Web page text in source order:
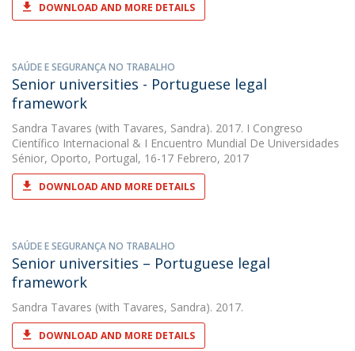
DOWNLOAD AND MORE DETAILS
SAÚDE E SEGURANÇA NO TRABALHO
Senior universities - Portuguese legal
framework
Sandra Tavares (with Tavares, Sandra). 2017. I Congreso
Científico Internacional & I Encuentro Mundial De Universidades
Sénior, Oporto, Portugal, 16-17 Febrero, 2017
DOWNLOAD AND MORE DETAILS
SAÚDE E SEGURANÇA NO TRABALHO
Senior universities – Portuguese legal
framework
Sandra Tavares (with Tavares, Sandra). 2017.
DOWNLOAD AND MORE DETAILS